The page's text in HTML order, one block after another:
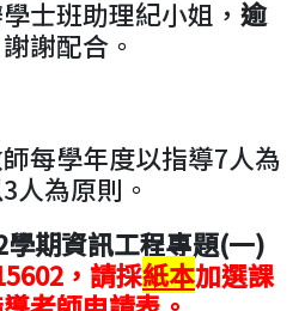
士班助理紀小姐， 逾
謝謝配合。
每學年度以指導7人為
人為原則。
學期資訊工程專題(一)
，請採紙本加選課